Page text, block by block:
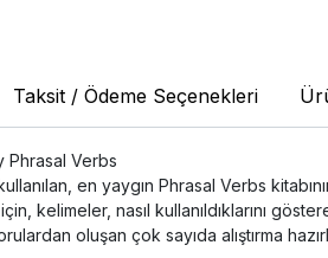
Taksit / Ödeme Seçenekleri
Phrasal Verbs
en yaygın Phrasal Verbs
kelimeler, nasıl kullanıldıklarını
oluşan çok sayıda alıştırma